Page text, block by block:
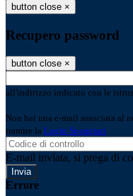
button close ×
Recupero password
button close ×
all'indirizzo indicato con le
Non hai una e-mail associata al
tramite la Login Spaggiari
E-mail inviata, si prega di
Errore